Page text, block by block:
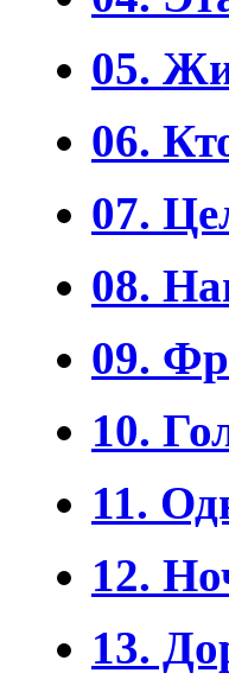
05.
06.
07.
08.
09.
10.
11.
12.
13.